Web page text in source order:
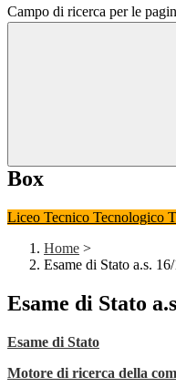
Campo di ricerca per le
Box
Liceo Tecnico Tecnologico
Home >
Esame di Stato a.s.
Esame di Stato
Esame di Stato
Motore di ricerca della